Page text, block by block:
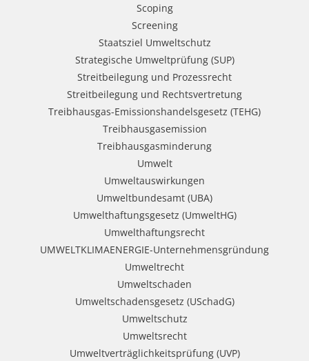
Scoping
Screening
Staatsziel Umweltschutz
Strategische Umweltprüfung (SUP)
Streitbeilegung und Prozessrecht​
Streitbeilegung und Rechtsvertretung
Treibhausgas-Emissionshandelsgesetz (TEHG)
Treibhausgasemission
Treibhausgasminderung
Umwelt
Umweltauswirkungen
Umweltbundesamt (UBA)
Umwelthaftungsgesetz (UmweltHG)
Umwelthaftungsrecht
UMWELTKLIMAENERGIE-Unternehmensgründung
Umweltrecht
Umweltschaden
Umweltschadensgesetz (USchadG)
Umweltschutz
Umweltsrecht
Umweltverträglichkeitsprüfung (UVP)